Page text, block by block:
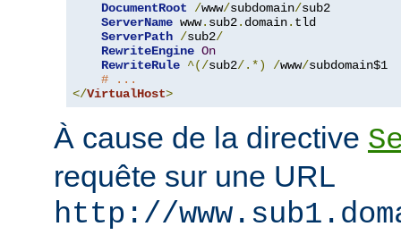
DocumentRoot
/www/subdomain/sub2
ServerName www. sub2. domain. tld
ServerPath /sub2/
RewriteEngine On
RewriteRule ^(/sub2/.*) /www/subdomain$1
# ...
</VirtualHost>
À cause de la directive
requête sur une URL
http://